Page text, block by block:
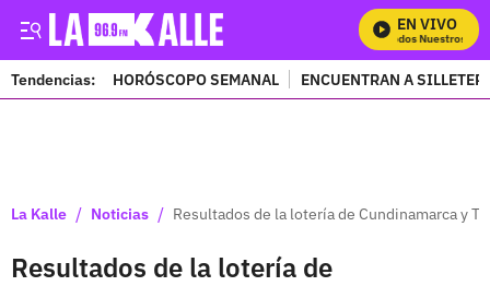
EN VIVO
Mira Todos Nuestros
Tendencias: HORÓSCOPO SEMANAL ENCUENTRAN A
La Kalle / Noticias / Resultados de la lotería de Cundinamarca y
Resultados de la lotería de